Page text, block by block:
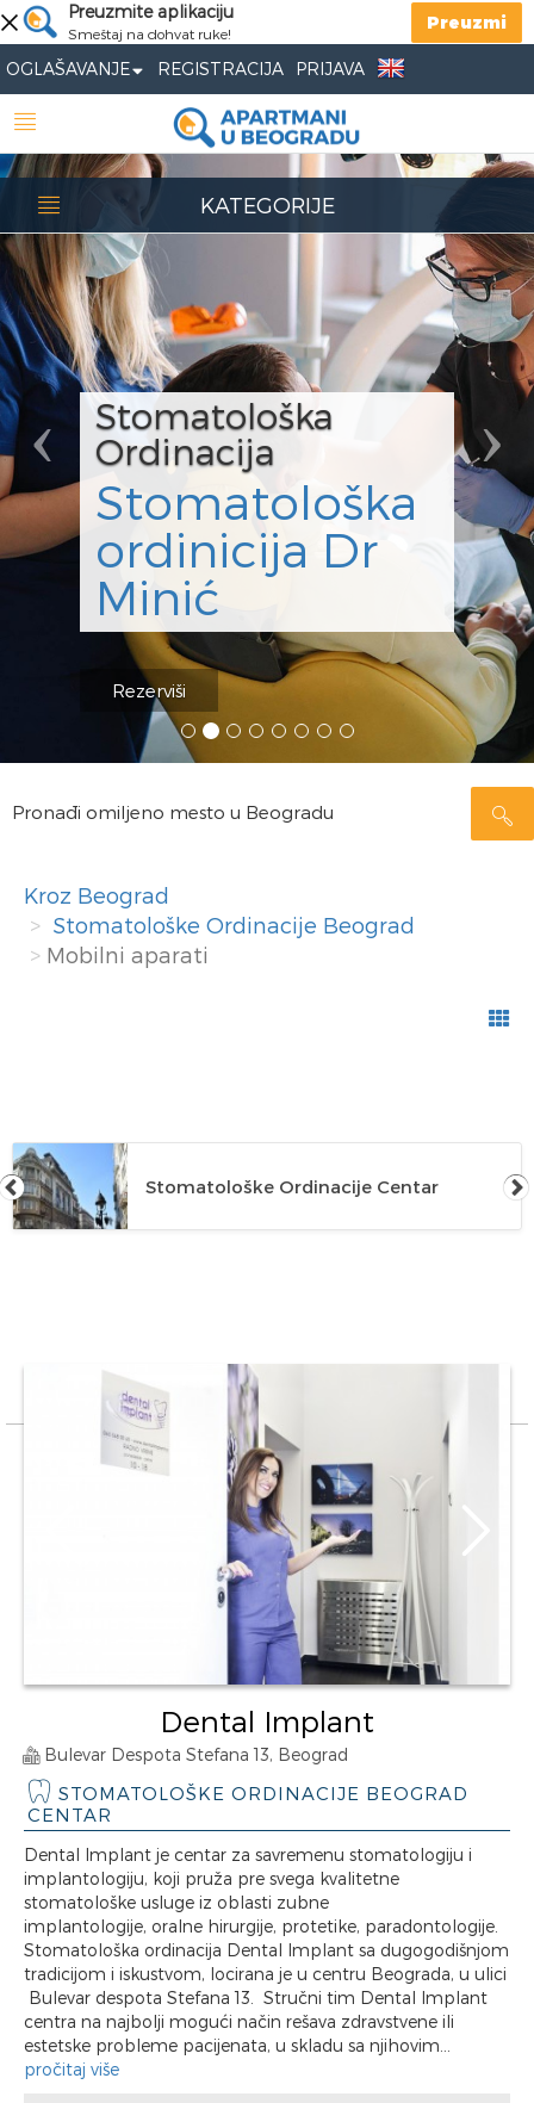
Preuzmite aplikaciju
Smeštaj na dohvat ruke!
Preuzmi
OGLAŠAVANJE REGISTRACIJA PRIJAVA
Stomatološka
Ordinacija
Stomatološka
ordinicija Dr
Minić
Rezerviši
Previous
Pronađi omiljeno mesto u Beogradu
KATEGORIJE
Kroz Beograd
Stomatološke Ordinacije Beograd
Mobilni aparati
Stomatološke Ordinacije Centar
Dental Implant
Bulevar Despota Stefana 13, Beograd
STOMATOLOŠKE ORDINACIJE BEOGRAD
CENTAR
Dental Implant je centar za savremenu stomatologiju i
implantologiju, koji pruža pre svega kvalitetne
stomatološke usluge iz oblasti zubne
implantologije, oralne hirurgije, protetike, paradontologije.
Stomatološka ordinacija Dental Implant sa dugogodišnjom
tradicijom i iskustvom, locirana je u centru Beograda, u ulici
Bulevar despota Stefana 13. Stručni tim Dental Implant
centra na najbolji mogući način rešava zdravstvene ili
estetske probleme pacijenata, u skladu sa njihovim...
pročitaj više